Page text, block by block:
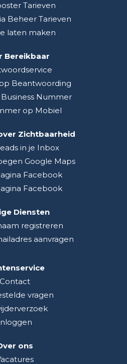
Tarieven
Beheer Tarieven
laten maken
Bereikbaar
Beantwoording
Nummer
op Mobiel
Zichtbaarheid
in je Inbox
Google Maps
Facebook
Facebook
Diensten
registreren
aanvragen
Contact
vragen
ons